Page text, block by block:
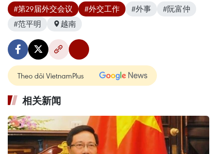
#第29届外交会议 #外交工作 #外事
#阮富仲
#范平明
越南
Theo dõi VietnamPlus
相关新闻